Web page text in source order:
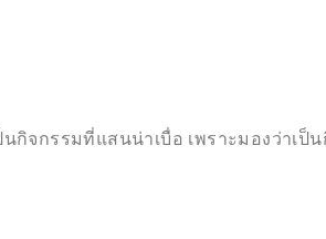
จกรรมที่แสนน่าเบื่อ เพราะมองว่าเป็